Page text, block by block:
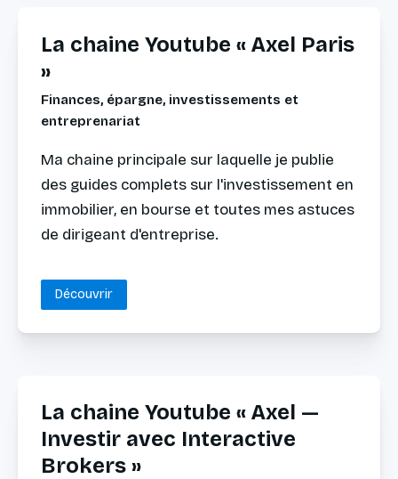
La chaine Youtube « Axel Paris
»
Finances, épargne, investissements et
entreprenariat
Ma chaine principale sur laquelle je publie
des guides complets sur l'investissement en
immobilier, en bourse et toutes mes astuces
de dirigeant d'entreprise.
Découvrir
La chaine Youtube « Axel —
Investir avec Interactive
Brokers »